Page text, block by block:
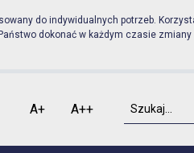
-
do indywidualnych potrzeb.
dokonać w każdym czasie zmiany
domyślna
A+
Czcionka średnia
A++
Czcionka duża
Szukaj